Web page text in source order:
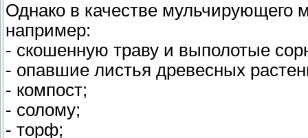
Однако в качестве мульчирующего
например:
- скошенную траву и выполотые
- опавшие листья древесных
- компост;
- солому;
- торф;